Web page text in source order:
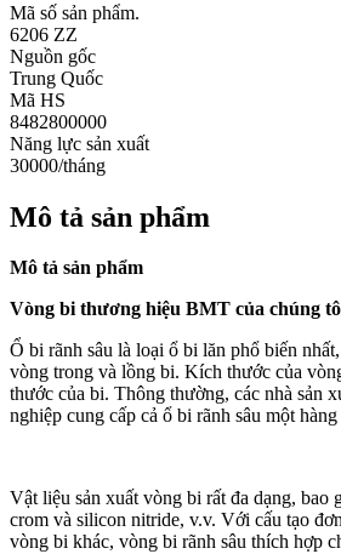
Mã số sản phẩm.
6206 ZZ
Nguồn gốc
Trung Quốc
Mã HS
8482800000
Năng lực sản xuất
30000/tháng
Mô tả sản phẩm
Mô tả sản phẩm
Vòng bi thương hiệu BMT của chúng
Ổ bi rãnh sâu là loại ổ bi lăn phổ biến
vòng trong và lồng bi. Kích thước của
thước của bi. Thông thường, các nhà sản
nghiệp cung cấp cả ổ bi rãnh sâu một
Vật liệu sản xuất vòng bi rất đa dạng, bao
crom và silicon nitride, v.v. Với cấu tạo
vòng bi khác, vòng bi rãnh sâu thích hợp